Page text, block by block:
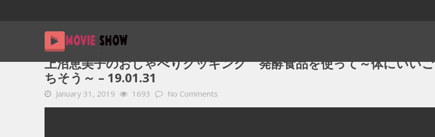
Home
上沼恵美子のおしゃべりクッキング 発酵食品を使って～体にいいご
ちそう～ – 19.01.31
January 31, 2019 1693 No Comments